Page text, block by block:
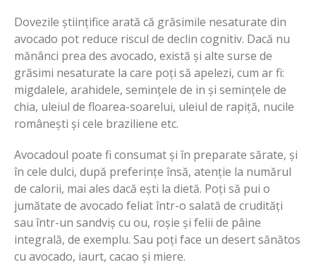
Dovezile științifice arată că grăsimile nesaturate din
avocado pot reduce riscul de declin cognitiv. Dacă nu
mănânci prea des avocado, există și alte surse de
grăsimi nesaturate la care poți să apelezi, cum ar fi:
migdalele, arahidele, semințele de in și semințele de
chia, uleiul de floarea-soarelui, uleiul de rapiță, nucile
românești și cele braziliene etc.
Avocadoul poate fi consumat și în preparate sărate, și
în cele dulci, după preferințe însă, atenție la numărul
de calorii, mai ales dacă ești la dietă. Poți să pui o
jumătate de avocado feliat într-o salată de crudități
sau într-un sandviș cu ou, roșie și felii de pâine
integrală, de exemplu. Sau poți face un desert sănătos
cu avocado, iaurt, cacao și miere.